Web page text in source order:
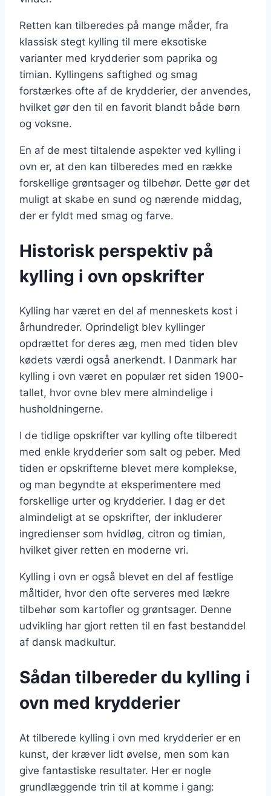
Retten kan tilberedes på mange måder, fra
klassisk stegt kylling til mere eksotiske
varianter med krydderier som paprika og
timian. Kyllingens saftighed og smag
forstærkes ofte af de krydderier, der anvendes,
hvilket gør den til en favorit blandt både børn
og voksne.
En af de mest tiltalende aspekter ved kylling i
ovn er, at den kan tilberedes med en række
forskellige grøntsager og tilbehør. Dette gør det
muligt at skabe en sund og nærende middag,
der er fyldt med smag og farve.
Historisk perspektiv på
kylling i ovn opskrifter
Kylling har været en del af menneskets kost i
århundreder. Oprindeligt blev kyllinger
opdrættet for deres æg, men med tiden blev
kødets værdi også anerkendt. I Danmark har
kylling i ovn været en populær ret siden 1900-
tallet, hvor ovne blev mere almindelige i
husholdningerne.
I de tidlige opskrifter var kylling ofte tilberedt
med enkle krydderier som salt og peber. Med
tiden er opskrifterne blevet mere komplekse,
og man begyndte at eksperimentere med
forskellige urter og krydderier. I dag er det
almindeligt at se opskrifter, der inkluderer
ingredienser som hvidløg, citron og timian,
hvilket giver retten en moderne vri.
Kylling i ovn er også blevet en del af festlige
måltider, hvor den ofte serveres med lækre
tilbehør som kartofler og grøntsager. Denne
udvikling har gjort retten til en fast bestanddel
af dansk madkultur.
Sådan tilbereder du kylling i
ovn med krydderier
At tilberede kylling i ovn med krydderier er en
kunst, der kræver lidt øvelse, men som kan
give fantastiske resultater. Her er nogle
grundlæggende trin til at komme i gang: